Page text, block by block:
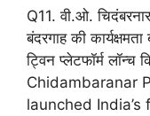
Q11. वी.ओ.
बंदरगाह की
ट्विन प्लेटफॉर्म
Chidambaranar
launched